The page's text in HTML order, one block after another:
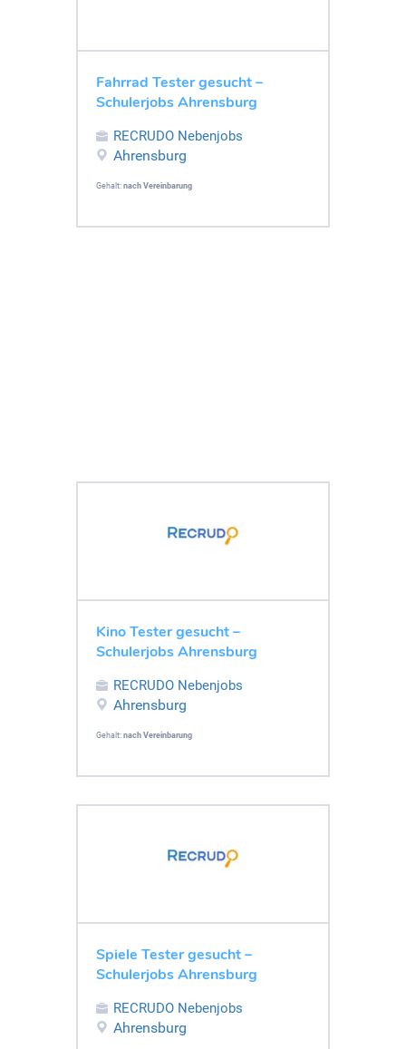
Fahrrad Tester gesucht –
Schulerjobs Ahrensburg
RECRUDO Nebenjobs
Ahrensburg
Gehalt: nach Vereinbarung
Kino Tester gesucht –
Schulerjobs Ahrensburg
RECRUDO Nebenjobs
Ahrensburg
Gehalt: nach Vereinbarung
Spiele Tester gesucht –
Schulerjobs Ahrensburg
RECRUDO Nebenjobs
Ahrensburg